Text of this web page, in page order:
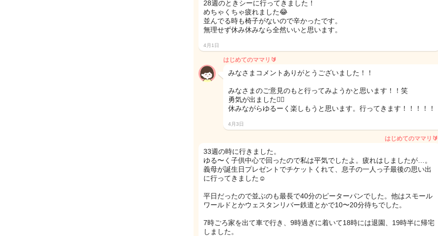
28週のときシーに行ってきました！
めちゃくちゃ疲れました😂
並んでる時も椅子がないので辛かったです。
無理せず休み休みなら全然いいと思います。
4月1日
はじめてのママリ🔰
みなさまコメントありがとうございました！！
みなさまのご意見のもと行ってみようかと思います！！笑
勇気が出ました🙂‍↕️
休みながらゆるーく楽しもうと思います。行ってきます！！！！！
4月3日
はじめてのママリ🔰
33週の時に行きました。
ゆる〜く子供中心で回ったので私は平気でしたよ。疲れはしましたが…。
義母が誕生日プレゼントでチケットくれて、息子の一人っ子最後の思い出
に行ってきました☺️
平日だったので並ぶのも最長で40分のピーターパンでした。他はスモール
ワールドとかウェスタンリバー鉄道とかで10〜20分待ちでした。
7時ごろ家を出て車で行き、9時過ぎに着いて18時には退園、19時半に帰宅
しました。